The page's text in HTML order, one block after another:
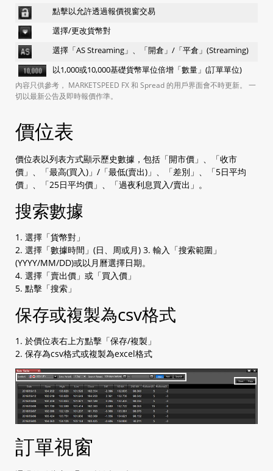
b. 賬戶日結報表
c. 賬戶月結報表
e. 餘額紀錄
手機版 (iSpeed FX)
2.1 建立市價單
2.1.1 無確認訊息
a. Streaming (一鍵, 可對沖)
b. AS Streaming (一鍵, 不可對沖)
2.1.2 有確認訊息
2.2 平倉市價單
2.2.1 無確認訊息
a. Streaming (指定單子/數量)
2.2.2 有確認訊息
a. 單一貨幣對單子全部平倉(買入及賣出)
b. 全部貨幣對單子全部平倉(買入及賣出)
a. Leave Order (1 張限價訂單/ 1 張止損訂單)
消)
c. IFD (1 張訂單+ 限價 / 止損)
d. IFO (1 張訂單+ 限價 + 止損)
e. 更改Leave Order
2.4 加入平倉訂單
a. Leave Order (限價 / 止損)
b. OCO (限價 + 止損)
c. 更改Leave Order
2.5 查閱開倉倉位
點擊以允許透過報價視窗交易
選擇/更改貨幣對
選擇「AS Streaming」、「開倉」/「平倉」(Streaming)
以1,000或10,000基礎貨幣單位倍增「數量」(訂單單位)
內容只供參考， MARKETSPEED FX 和 Spread 的用戶界面會不時更新。 一
切以最新公告及即時報價作準。
價位表
價位表以列表方式顯示歷史數據，包括「開市價」、「收市
價」、「最高(買入)」/「最低(賣出)」、「差別」、「5日平均
價」、「25日平均價」、「過夜利息買入/賣出」。
搜索數據
1. 選擇「貨幣對」
2. 選擇「數據時間」(日、周或月) 3. 輸入「搜索範圍」
(YYYY/MM/DD)或以月曆選擇日期。
4. 選擇「賣出價」或「買入價」
5. 點擊「搜索」
保存或複製為csv格式
1. 於價位表右上方點擊「保存/複製」
2. 保存為csv格式或複製為excel格式
訂單視窗